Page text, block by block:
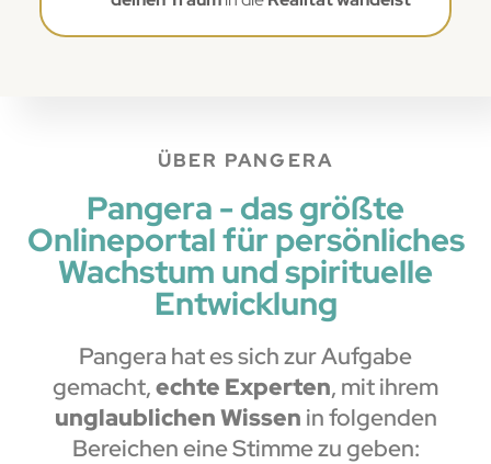
ÜBER PANGERA
Pangera - das größte
Onlineportal für persönliches
Wachstum und spirituelle
Entwicklung
Pangera hat es sich zur Aufgabe
gemacht,echte Experten, mit ihrem
unglaublichen Wissen in folgenden
Bereichen eine Stimme zu geben: